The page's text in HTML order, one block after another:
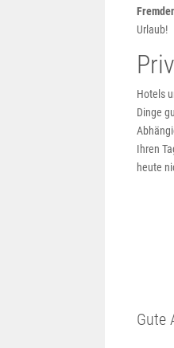
Urlaub!
Hotels
Dinge
Ihren
heute
Gute